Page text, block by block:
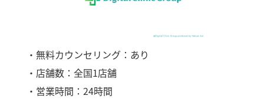
・無料カウンセリング：あり
・店舗数：全国1店舗
・営業時間：24時間